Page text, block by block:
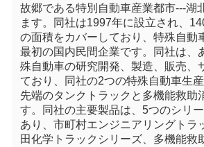
故郷である特別自動車産業都市---湖
ます。同社は1997年に設立され、
の面積をカバーしており、特殊自動
最初の国内民間企業です。同社は、
殊自動車の研究開発、製造、販売、
ており、同社の2つの特殊自動車生
先端のタンクトラックと多機能救助
す。同社の主要製品は、5つのシリ
あり、市町村エンジニアリングトラ
田化学トラックシリーズ、多機能救